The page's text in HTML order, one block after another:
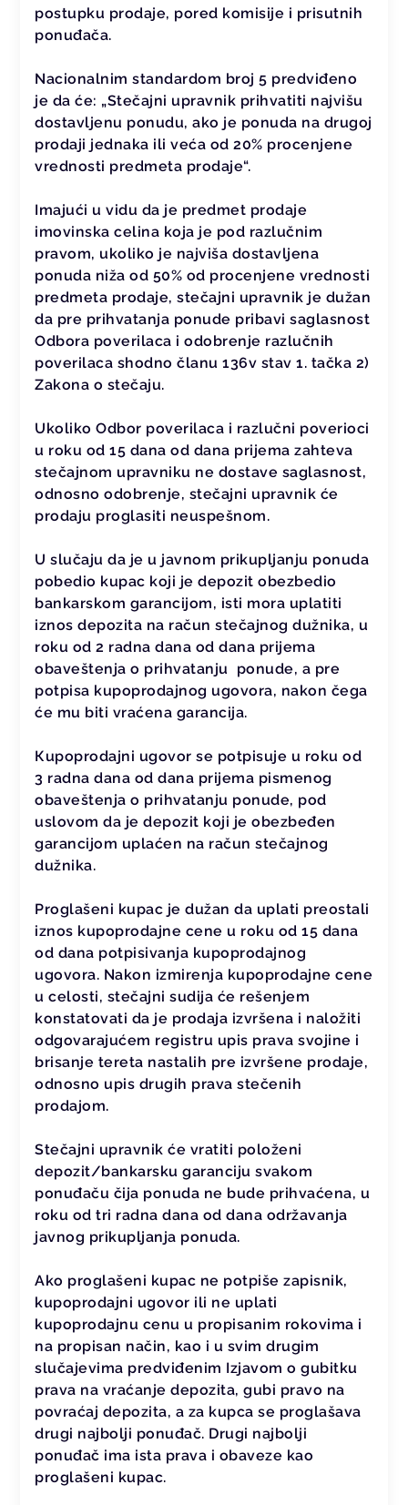
postupku prodaje, pored komisije i prisutnih
ponuđača.
Nacionalnim standardom broj 5 predviđeno
je da će: „Stečajni upravnik prihvatiti najvišu
dostavljenu ponudu, ako je ponuda na drugoj
prodaji jednaka ili veća od 20% procenjene
vrednosti predmeta prodaje“.
Imajući u vidu da je predmet prodaje
imovinska celina koja je pod razlučnim
pravom, ukoliko je najviša dostavljena
ponuda niža od 50% od procenjene vrednosti
predmeta prodaje, stečajni upravnik je dužan
da pre prihvatanja ponude pribavi saglasnost
Odbora poverilaca i odobrenje razlučnih
poverilaca shodno članu 136v stav 1. tačka 2)
Zakona o stečaju.
Ukoliko Odbor poverilaca i razlučni poverioci
u roku od 15 dana od dana prijema zahteva
stečajnom upravniku ne dostave saglasnost,
odnosno odobrenje, stečajni upravnik će
prodaju proglasiti neuspešnom.
U slučaju da je u javnom prikupljanju ponuda
pobedio kupac koji je depozit obezbedio
bankarskom garancijom, isti mora uplatiti
iznos depozita na račun stečajnog dužnika, u
roku od 2 radna dana od dana prijema
obaveštenja o prihvatanju ponude, a pre
potpisa kupoprodajnog ugovora, nakon čega
će mu biti vraćena garancija.
Кupoprodajni ugovor se potpisuje u roku od
3 radna dana od dana prijema pismenog
obaveštenja o prihvatanju ponude, pod
uslovom da je depozit koji je obezbeđen
garancijom uplaćen na račun stečajnog
dužnika.
Proglašeni kupac je dužan da uplati preostali
iznos kupoprodajne cene u roku od 15 dana
od dana potpisivanja kupoprodajnog
ugovora. Nakon izmirenja kupoprodajne cene
u celosti, stečajni sudija će rešenjem
konstatovati da je prodaja izvršena i naložiti
odgovarajućem registru upis prava svojine i
brisanje tereta nastalih pre izvršene prodaje,
odnosno upis drugih prava stečenih
prodajom.
Stečajni upravnik će vratiti položeni
depozit/bankarsku garanciju svakom
ponuđaču čija ponuda ne bude prihvaćena, u
roku od tri radna dana od dana održavanja
javnog prikupljanja ponuda.
Ako proglašeni kupac ne potpiše zapisnik,
kupoprodajni ugovor ili ne uplati
kupoprodajnu cenu u propisanim rokovima i
na propisan način, kao i u svim drugim
slučajevima predviđenim Izjavom o gubitku
prava na vraćanje depozita, gubi pravo na
povraćaj depozita, a za kupca se proglašava
drugi najbolji ponuđač. Drugi najbolji
ponuđač ima ista prava i obaveze kao
proglašeni kupac.